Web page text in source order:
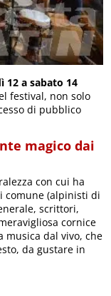
12 a sabato 14
festival, non solo
di pubblico
magico dai
con cui ha
comune (alpinisti di
scrittori,
cornice
musica dal vivo, che
da gustare in